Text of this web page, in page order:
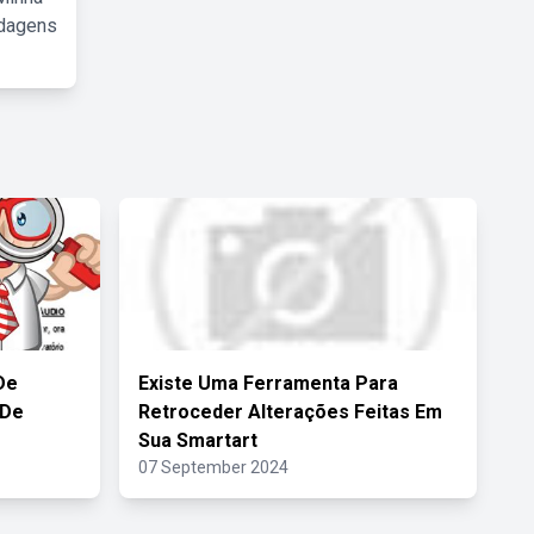
Existe Uma Ferramenta Para
Retroceder Alterações Feitas Em
Sua Smartart
07 September 2024